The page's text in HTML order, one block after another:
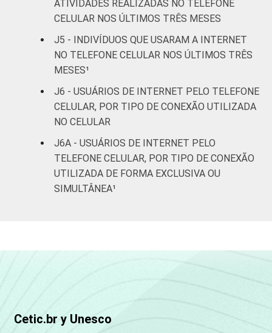
FAIXA
ETÁRIA
De 10 a 15 anos 51
De 16 a 24 anos 78
De 35 a 44 anos 69
De 60 anos ou mais 32
RENDA
Mais de 3 SM até 5
ATIVIDADES REALIZADAS NO TELEFONE
CELULAR NOS ÚLTIMOS TRÊS MESES
J5 - INDIVÍDUOS QUE USARAM A INTERNET
NO TELEFONE CELULAR NOS ÚLTIMOS TRÊS
MESES¹
J6 - USUÁRIOS DE INTERNET PELO TELEFONE
CELULAR, POR TIPO DE CONEXÃO UTILIZADA
NO CELULAR
J6A - USUÁRIOS DE INTERNET PELO
TELEFONE CELULAR, POR TIPO DE CONEXÃO
UTILIZADA DE FORMA EXCLUSIVA OU
SIMULTÂNEA¹
Cetic.br y Unesco